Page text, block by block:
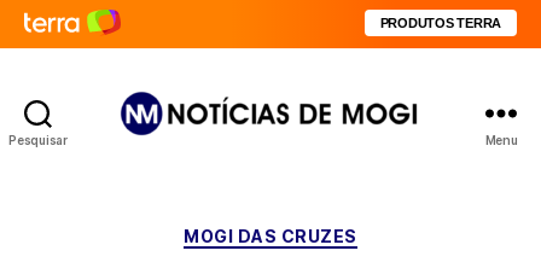
PRODUTOS TERRA
Pesquisar Menu
Categorias
MOGI DAS CRUZES